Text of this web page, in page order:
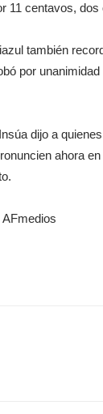
11 centavos,
también
por
dijo a
ahora